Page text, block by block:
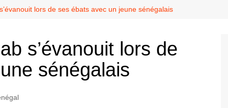
lors de ses ébats avec un jeune sénégalais
s’évanouit lors de
sénégalais